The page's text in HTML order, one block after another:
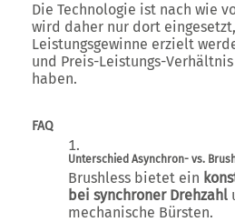
Die Technologie ist nach wie
wird daher nur dort
Leistungsgewinne erzielt
und Preis-Leistungs-Verhältnis
haben.
FAQ
Unterschied Asynchron- vs.
Brushless bietet ein
bei synchroner Drehzahl
mechanische Bürsten.